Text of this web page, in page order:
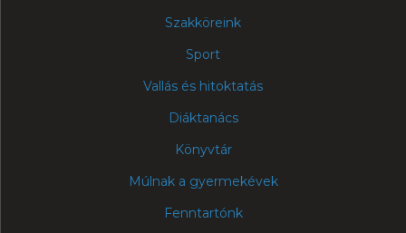
Szakköreink
Sport
Vallás és hitoktatás
Diáktanács
Könyvtár
Múlnak a gyermekévek
Fenntartónk